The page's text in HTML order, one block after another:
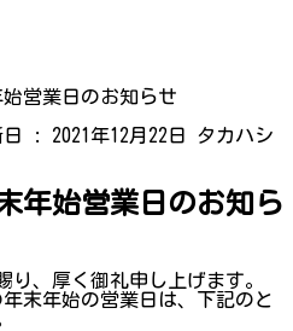
始営業日のお知らせ
日 : 2021年12月22日
タカハシ
年始営業日のお知ら
り、厚く御礼申し上げます。
末年始の営業日は、下記のと